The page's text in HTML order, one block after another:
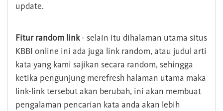
update.
Fitur random link- selain itu dihalaman utama situs
KBBI online ini ada juga link random, atau judul arti
kata yang kami sajikan secara random, sehingga
ketika pengunjung merefresh halaman utama maka
link-link tersebut akan berubah, ini akan membuat
pengalaman pencarian kata anda akan lebih